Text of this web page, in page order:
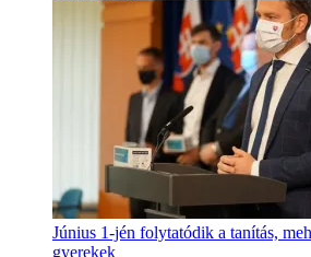
Június 1-jén folytatódik a tanítás,
gyerekek